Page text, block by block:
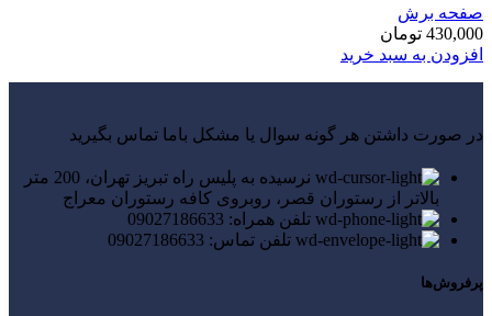
صفحه برش
430,000 تومان
افزودن به سبد خرید
در صورت داشتن هر گونه سوال یا مشکل باما تماس بگیرید
نرسیده به پلیس راه تبریز تهران، 200 متر
بالاتر از رستوران قصر، روبروی کافه رستوران معراج
تلفن همراه: 09027186633
تلفن تماس: 09027186633
پرفروش‌ها